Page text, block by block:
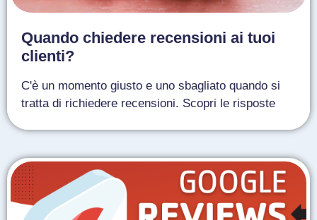
Quando chiedere recensioni ai tuoi
clienti?
C'è un momento giusto e uno sbagliato quando si
tratta di richiedere recensioni. Scopri le risposte